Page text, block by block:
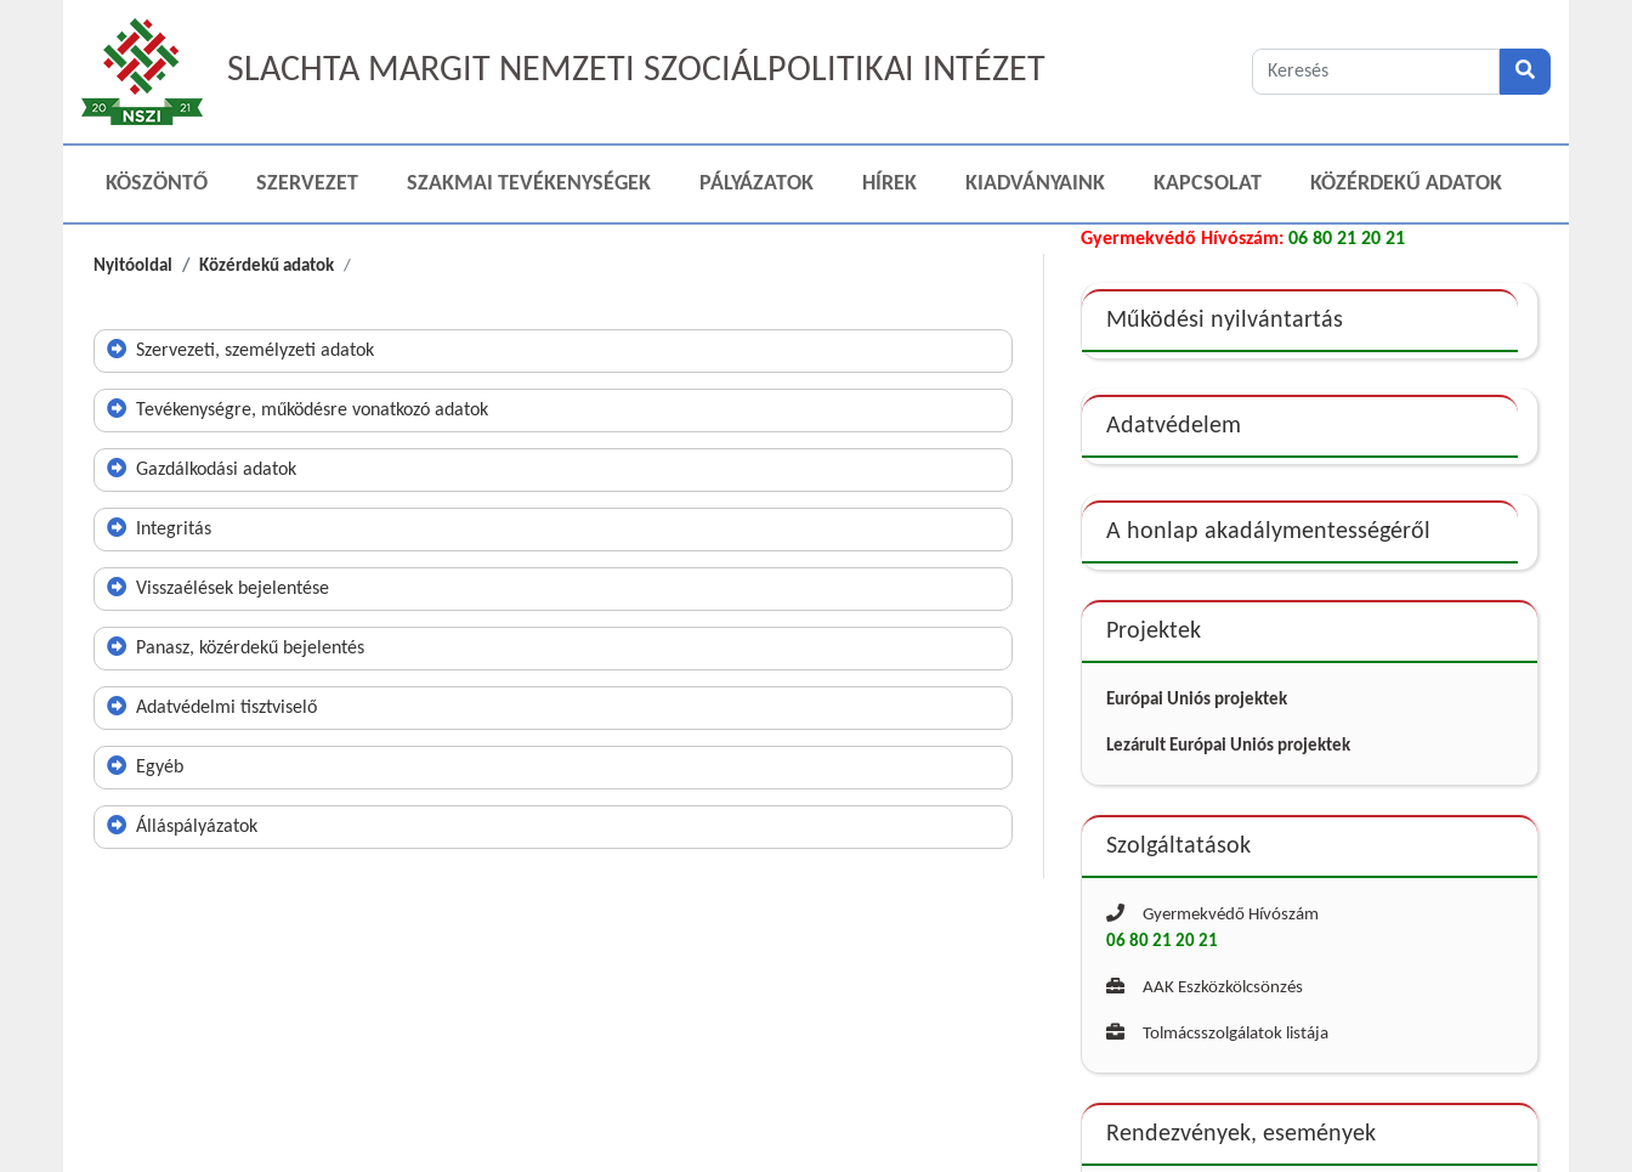
SLACHTA MARGIT NEMZETI SZOCIÁLPOLITIKAI INTÉZET
KÖSZÖNTŐ SZERVEZET SZAKMAI TEVÉKENYSÉGEK PÁLYÁZATOK HÍREK KIADVÁNYAINK KAPCSOLAT KÖZÉRDEKŰ ADATOK
Nyitóoldal Közérdekű adatok
Szervezeti, személyzeti adatok
Tevékenységre, működésre vonatkozó adatok
Gazdálkodási adatok
Integritás
Visszaélések bejelentése
Panasz, közérdekű bejelentés
Adatvédelmi tisztviselő
Egyéb
Álláspályázatok
Gyermekvédő Hívószám: 06 80 21 20 21
Működési nyilvántartás
Adatvédelem
A honlap akadálymentességéről
Projektek
Európai Uniós projektek
Lezárult Európai Uniós projektek
Szolgáltatások
Gyermekvédő Hívószám
06 80 21 20 21
AAK Eszközkölcsönzés
Tolmácsszolgálatok listája
Rendezvények, események